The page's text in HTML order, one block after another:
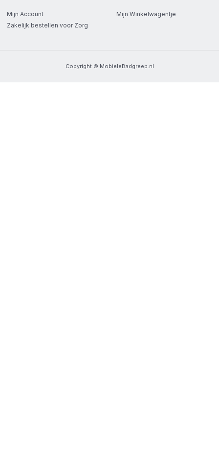
Mijn Account
Zakelijk bestellen voor Zorg
Mijn Winkelwagentje
Copyright © MobieleBadgreep.nl